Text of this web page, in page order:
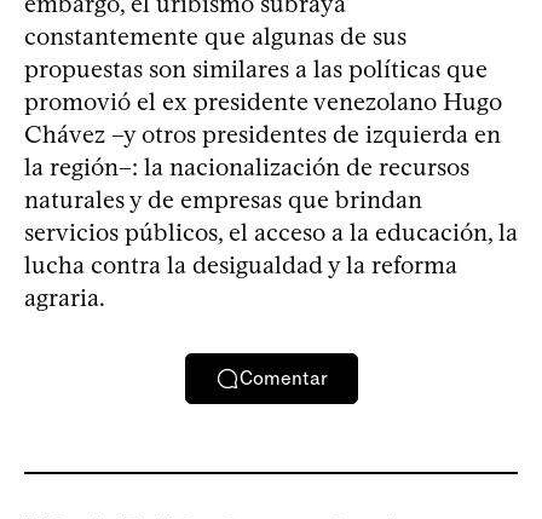
constantemente que algunas de sus
propuestas son similares a las políticas que
promovió el ex presidente venezolano Hugo
Chávez –y otros presidentes de izquierda en
la región–: la nacionalización de recursos
naturales y de empresas que brindan
servicios públicos, el acceso a la educación, la
lucha contra la desigualdad y la reforma
agraria.
Comentar